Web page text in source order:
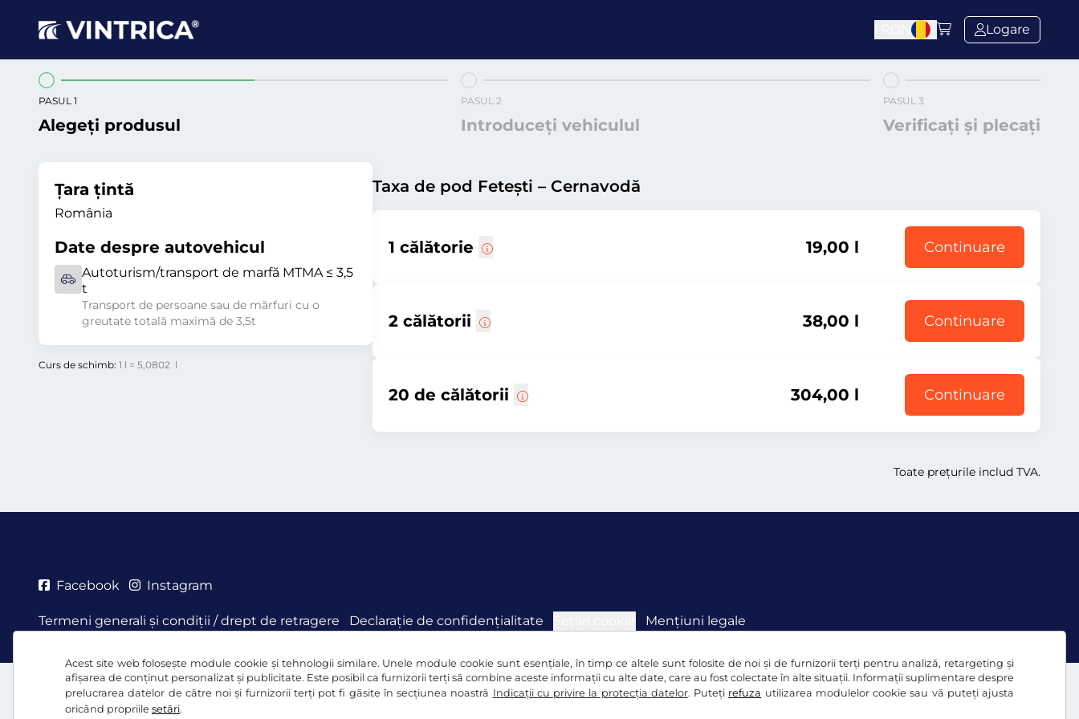
Acest site web folosește module cookie și tehnologii similare. Unele module cookie sunt esențiale, în timp ce altele sunt folosite de noi și de furnizorii terți pentru analiză, retargeting și
afișarea de conținut personalizat și publicitate. Este posibil ca furnizorii terți să combine aceste informații cu alte date, care au fost colectate în alte situații. Informații suplimentare despre
prelucrarea datelor de către noi și furnizorii terți pot fi găsite în secțiunea noastră Indicații cu privire la protecția datelor. Puteți refuza utilizarea modulelor cookie sau vă puteți ajusta
oricând propriile setări.
Logare
PASUL 1
Alegeți produsul
PASUL 2
Introduceți vehiculul
PASUL 3
Verificați și plecați
Țara țintă
România
Date despre autovehicul
Autoturism/transport de marfă MTMA ≤ 3,5
t
Transport de persoane sau de mărfuri cu o
greutate totală maximă de 3,5t
Curs de schimb: 1 l = 5,0802 l
Taxa de pod Fetești – Cernavodă
1 călătorie 19,00 l Continuare
2 călătorii 38,00 l Continuare
20 de călătorii 304,00 l Continuare
Toate prețurile includ TVA.
Facebook Instagram
Termeni generali şi condiţii / drept de retragere Declaraţie de confidențialitate Mențiuni legale